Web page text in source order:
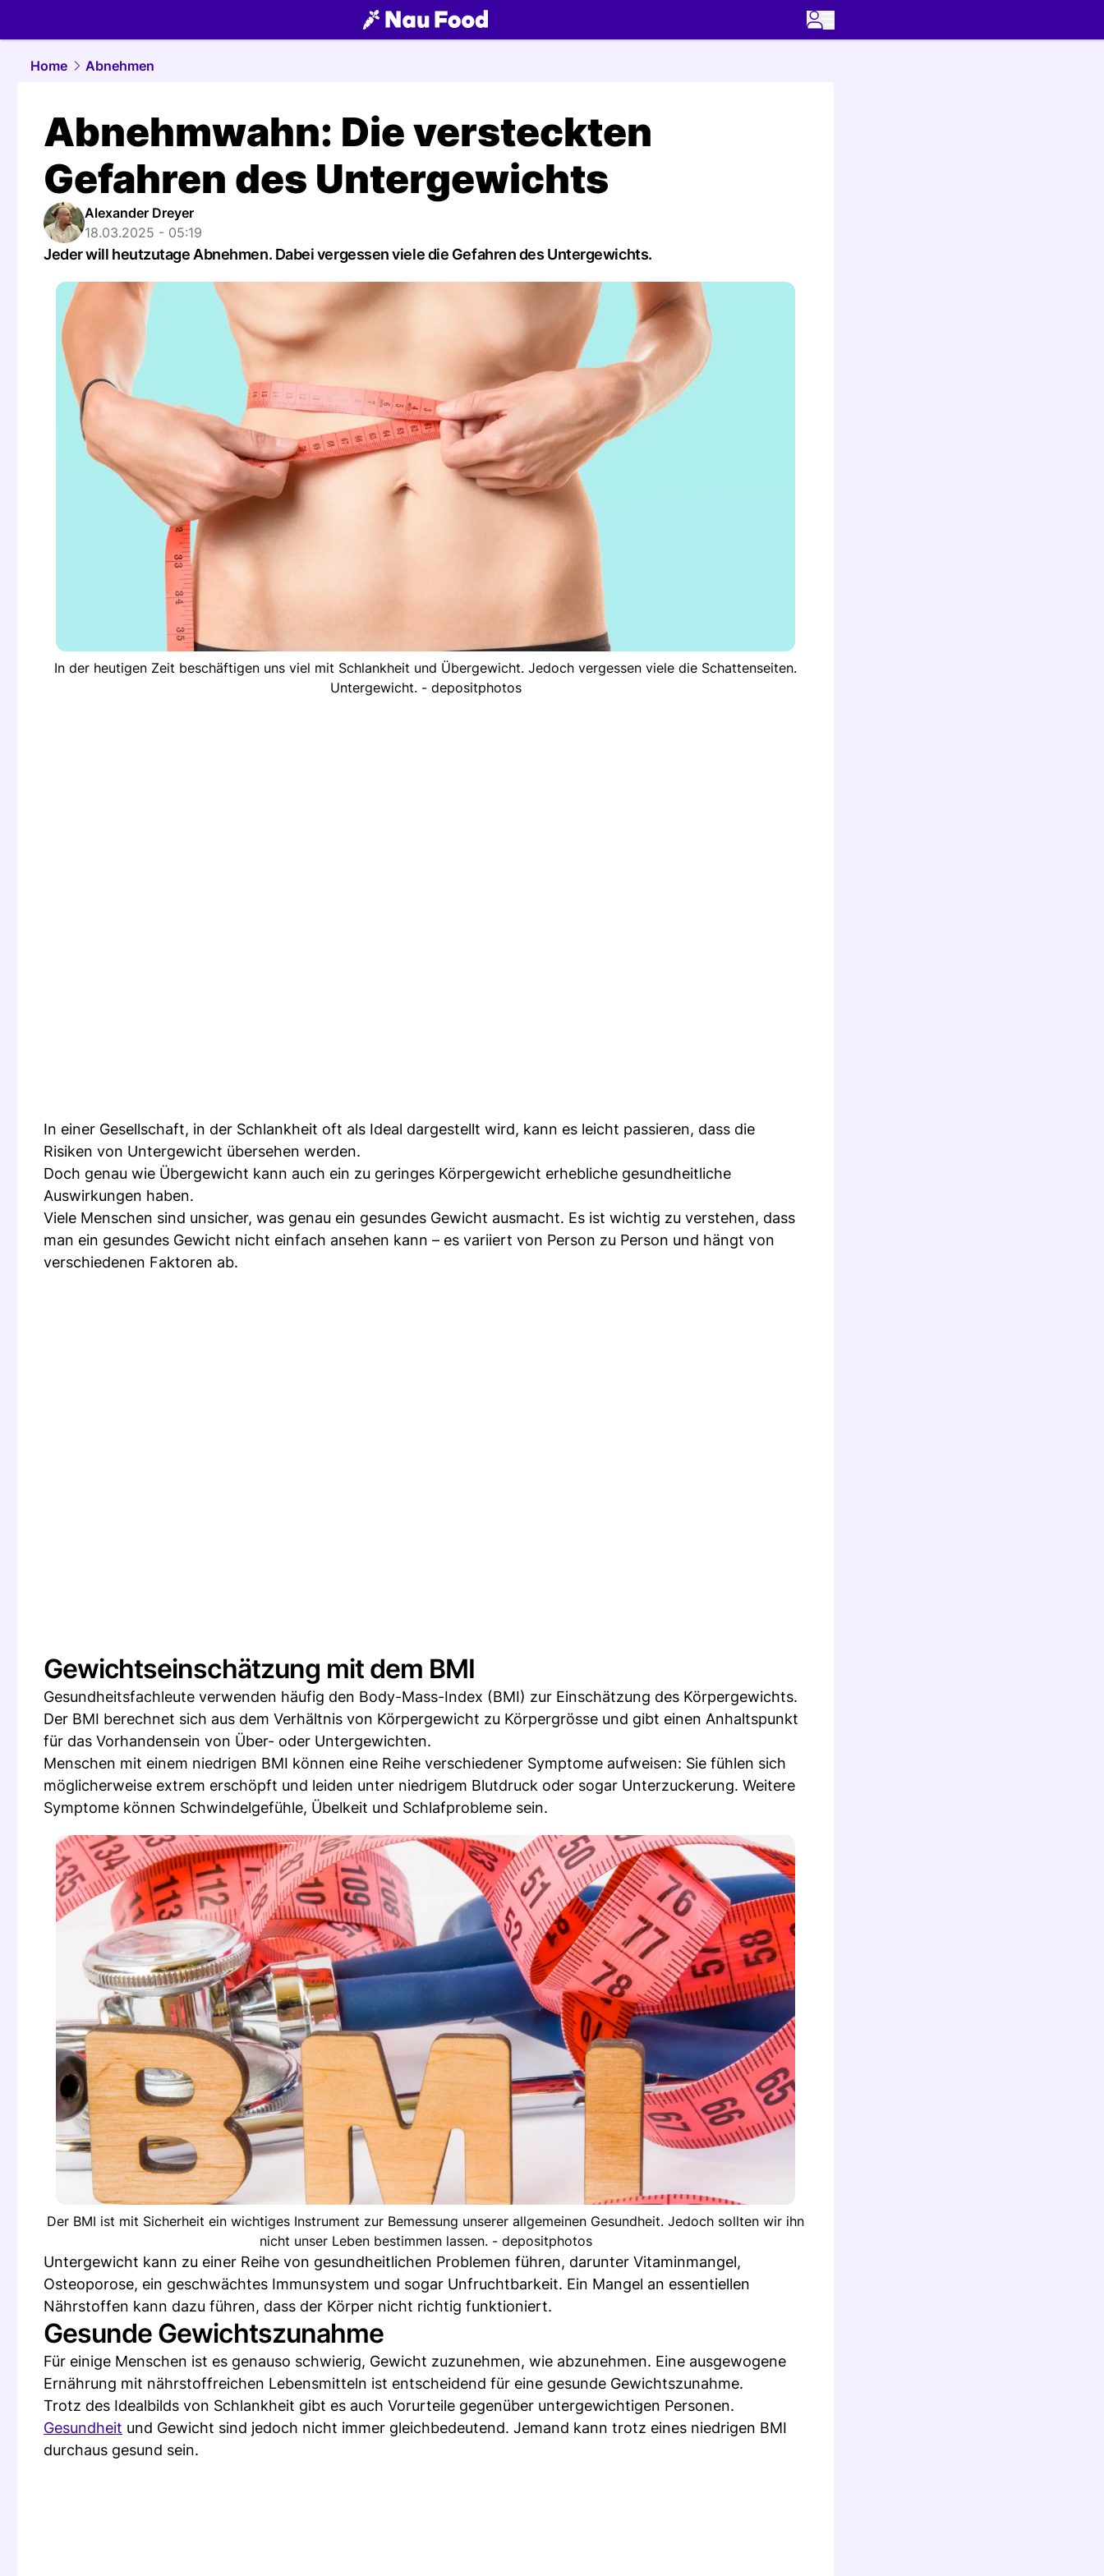
food.NAU.ch
Home
Abnehmen
Abnehmwahn: Die versteckten
Gefahren des Untergewichts
Alexander Dreyer
18.03.2025 - 05:19
Jeder will heutzutage Abnehmen. Dabei vergessen viele die Gefahren des Untergewichts.
In der heutigen Zeit beschäftigen uns viel mit Schlankheit und Übergewicht. Jedoch vergessen viele die Schattenseiten.
Untergewicht. - depositphotos
In einer Gesellschaft, in der Schlankheit oft als Ideal dargestellt wird, kann es leicht passieren, dass die
Risiken von Untergewicht übersehen werden.
Doch genau wie Übergewicht kann auch ein zu geringes Körpergewicht erhebliche gesundheitliche
Auswirkungen haben.
Viele Menschen sind unsicher, was genau ein gesundes Gewicht ausmacht. Es ist wichtig zu verstehen, dass
man ein gesundes Gewicht nicht einfach ansehen kann – es variiert von Person zu Person und hängt von
verschiedenen Faktoren ab.
Gewichtseinschätzung mit dem BMI
Gesundheitsfachleute verwenden häufig den Body-Mass-Index (BMI) zur Einschätzung des Körpergewichts.
Der BMI berechnet sich aus dem Verhältnis von Körpergewicht zu Körpergrösse und gibt einen Anhaltspunkt
für das Vorhandensein von Über- oder Untergewichten.
Menschen mit einem niedrigen BMI können eine Reihe verschiedener Symptome aufweisen: Sie fühlen sich
möglicherweise extrem erschöpft und leiden unter niedrigem Blutdruck oder sogar Unterzuckerung. Weitere
Symptome können Schwindelgefühle, Übelkeit und Schlafprobleme sein.
Der BMI ist mit Sicherheit ein wichtiges Instrument zur Bemessung unserer allgemeinen Gesundheit. Jedoch sollten wir ihn
nicht unser Leben bestimmen lassen. - depositphotos
Untergewicht kann zu einer Reihe von gesundheitlichen Problemen führen, darunter Vitaminmangel,
Osteoporose, ein geschwächtes Immunsystem und sogar Unfruchtbarkeit. Ein Mangel an essentiellen
Nährstoffen kann dazu führen, dass der Körper nicht richtig funktioniert.
Gesunde Gewichtszunahme
Für einige Menschen ist es genauso schwierig, Gewicht zuzunehmen, wie abzunehmen. Eine ausgewogene
Ernährung mit nährstoffreichen Lebensmitteln ist entscheidend für eine gesunde Gewichtszunahme.
Trotz des Idealbilds von Schlankheit gibt es auch Vorurteile gegenüber untergewichtigen Personen.
Gesundheit und Gewicht sind jedoch nicht immer gleichbedeutend. Jemand kann trotz eines niedrigen BMI
durchaus gesund sein.